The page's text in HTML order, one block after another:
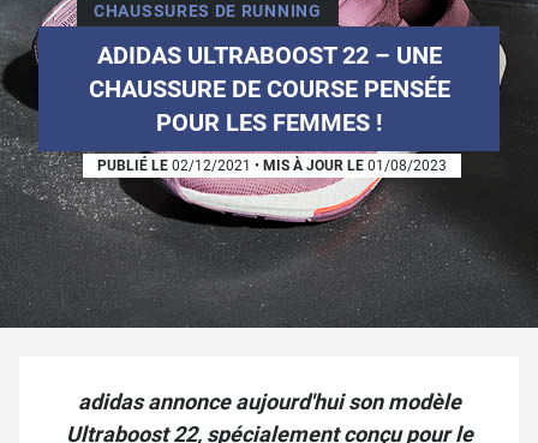
CHAUSSURES DE RUNNING
ADIDAS ULTRABOOST 22 – UNE
CHAUSSURE DE COURSE PENSÉE
POUR LES FEMMES !
PUBLIÉ LE 02/12/2021 • MIS À JOUR LE 01/08/2023
adidas annonce aujourd'hui son modèle
Ultraboost 22, spécialement conçu pour le